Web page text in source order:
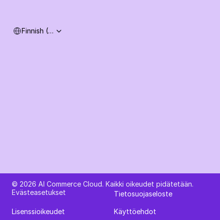
Finnish (Finland)
© 2026 AI Commerce Cloud. Kaikki oikeudet pidätetään.
Evästeasetukset
Tietosuojaseloste
Lisenssioikeudet Käyttöehdot